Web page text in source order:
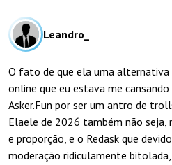
Leandro_
O fato de que ela uma
online que eu estava me
Asker.Fun por ser um antro de
Elaele de 2026 também não seja,
e proporção, e o Redask que
moderação ridiculamente